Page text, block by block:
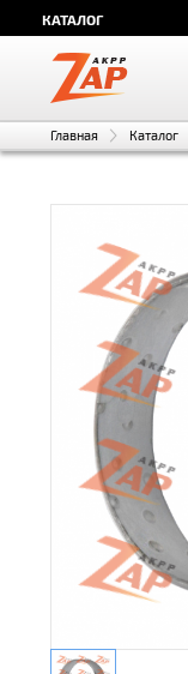
КАТАЛОГ
Главная Каталог